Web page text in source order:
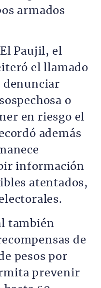
armados
Paujil, el
el llamado
denunciar
o
en riesgo el
además
información
atentados,
también
de
pesos por
prevenir